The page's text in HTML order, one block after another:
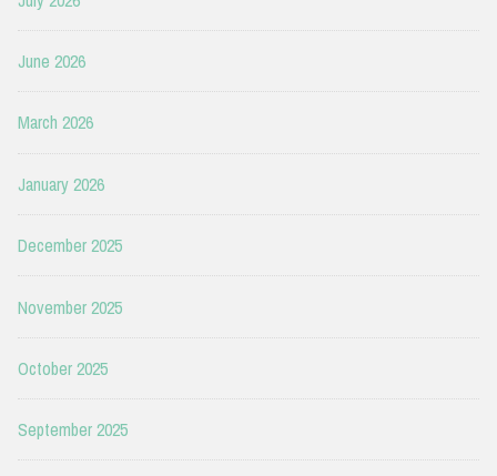
June 2026
March 2026
January 2026
December 2025
November 2025
October 2025
September 2025